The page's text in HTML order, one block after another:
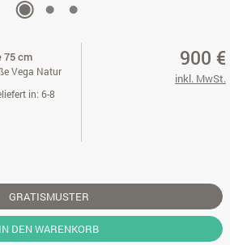
cm
Vega Natur
in: 6-8
900 €
inkl. MwSt.
GRATISMUSTER
IN DEN WARENKORB